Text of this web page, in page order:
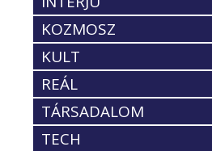
KOZMOSZ
KULT
REÁL
TÁRSADALOM
TECH